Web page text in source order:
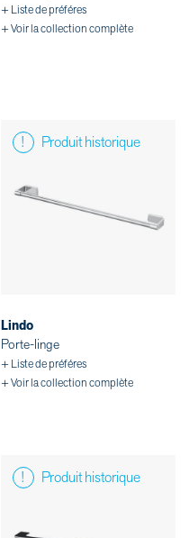
+ Liste de préféres
+ Voir la collection complète
Produit historique
Lindo
Porte-linge
+ Liste de préféres
+ Voir la collection complète
Produit historique